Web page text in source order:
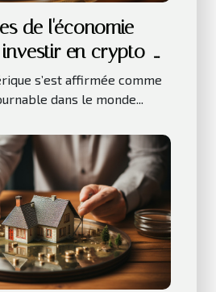
de l'économie
en crypto-
s’est affirmée comme
dans le monde...